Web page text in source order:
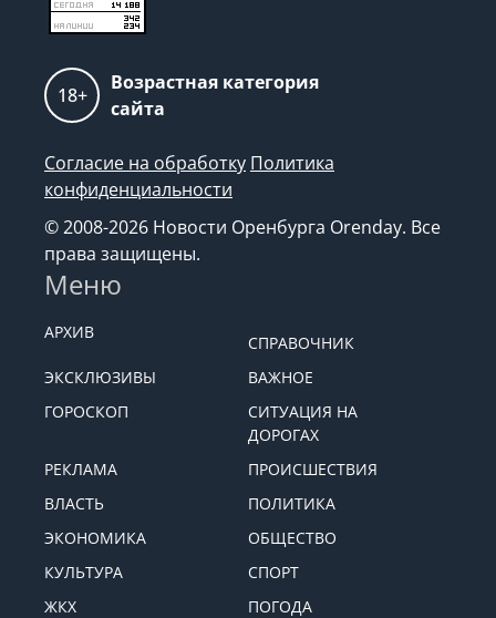
18+
Возрастная категория
сайта
Согласие на обработку Политика
конфиденциальности
© 2008-2026 Новости Оренбурга Orenday. Все
права защищены.
Меню
АРХИВ
СПРАВОЧНИК
ЭКСКЛЮЗИВЫ
ВАЖНОЕ
ГОРОСКОП
СИТУАЦИЯ НА
ДОРОГАХ
РЕКЛАМА
ПРОИСШЕСТВИЯ
ВЛАСТЬ
ПОЛИТИКА
ЭКОНОМИКА
ОБЩЕСТВО
КУЛЬТУРА
СПОРТ
ЖКХ
ПОГОДА